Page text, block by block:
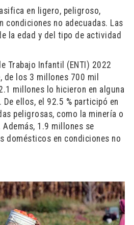
en ligero, peligroso,
condiciones no adecuadas. Las
la edad y del tipo de actividad
Trabajo Infantil (ENTI) 2022
de los 3 millones 700 mil
millones lo hicieron en alguna
ellos, el 92.5 % participó en
peligrosas, como la minería o
Además, 1.9 millones se
domésticos en condiciones no